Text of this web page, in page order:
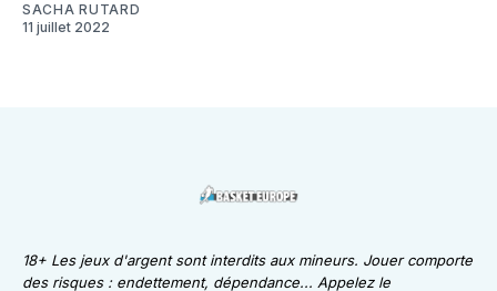
SACHA RUTARD
11 juillet 2022
18+ Les jeux d'argent sont interdits aux mineurs. Jouer comporte
des risques : endettement, dépendance... Appelez le